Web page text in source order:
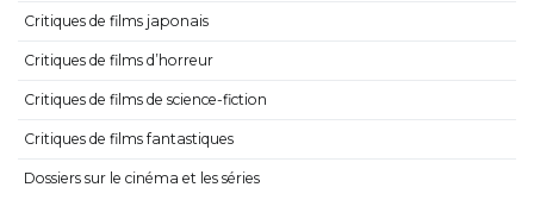
Critiques de films japonais
Critiques de films d’horreur
Critiques de films de science-fiction
Critiques de films fantastiques
Dossiers sur le cinéma et les séries